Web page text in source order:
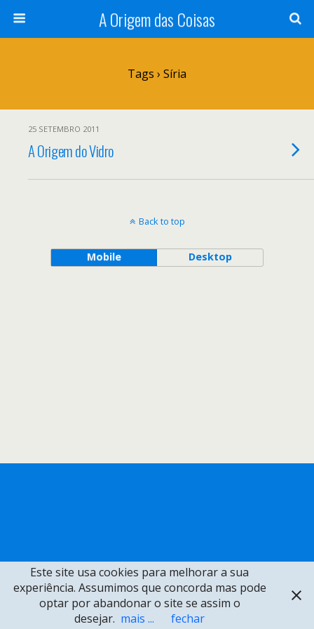
A Origem das Coisas
Tags › Síria
25 SETEMBRO 2011
A Origem do Vidro
Back to top
Mobile Desktop
Este site usa cookies para melhorar a sua
experiência. Assumimos que concorda mas pode
optar por abandonar o site se assim o
desejar. mais ... fechar